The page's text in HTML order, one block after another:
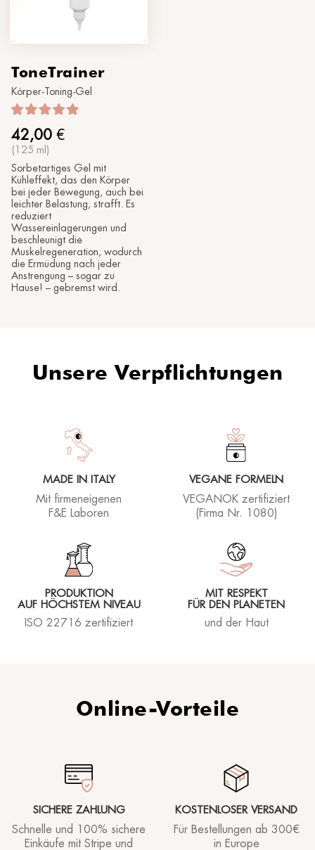
ToneTrainer
Körper-Toning-Gel
42,00 €
(125 ml)
Sorbetartiges Gel mit
Kühleffekt, das den Körper
bei jeder Bewegung, auch bei
leichter Belastung, strafft. Es
reduziert
Wassereinlagerungen und
beschleunigt die
Muskelregeneration, wodurch
die Ermüdung nach jeder
Anstrengung – sogar zu
Hause! – gebremst wird.
Unsere Verpflichtungen
MADE IN ITALY
Mit firmeneigenen
F&E Laboren
VEGANE FORMELN
VEGANOK zertifiziert
(Firma Nr. 1080)
PRODUKTION
AUF HÖCHSTEM NIVEAU
ISO 22716 zertifiziert
MIT RESPEKT
FÜR DEN PLANETEN
und der Haut
Online-Vorteile
SICHERE ZAHLUNG
Schnelle und 100% sichere
Einkäufe mit Stripe und
KOSTENLOSER VERSAND
Für Bestellungen ab 300€
in Europe